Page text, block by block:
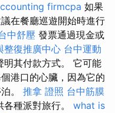
firmcpa 如果
在餐廳巡遊開始時進行
中舒壓 發票通過現金或
整復推廣中心 台中運動
明其付款方式。 它可能
港口的心臟，因為它的
。 推拿 證照 台中筋膜
種派對旅行。 what is